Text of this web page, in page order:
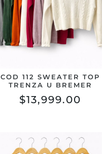
COD 112 SWEATER TOP
TRENZA U BREMER
$13,999.00